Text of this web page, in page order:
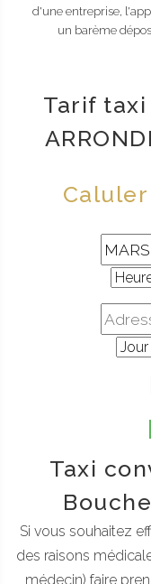
d'une entreprise,
un barème
Tarif taxi
Taxi
Si vous souhaitez
des raisons
médecin) faire